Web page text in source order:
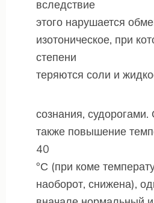
вследствие
этого нарушается
изотоническое, при
степени
теряются соли и
сознания, судорогами.
также повышение
40
°С (при коме
наоборот, снижена),